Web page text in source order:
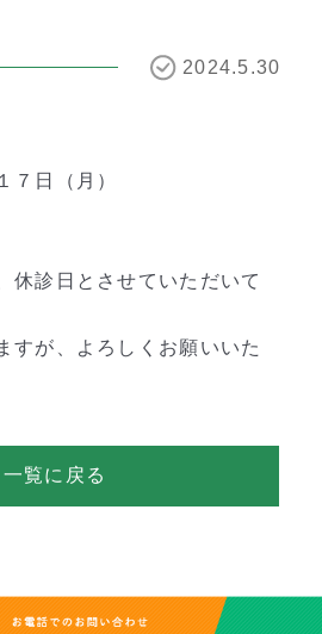
2024.5.30
７日（月）
休診日とさせていただいて
すが、よろしくお願いいた
一覧に戻る